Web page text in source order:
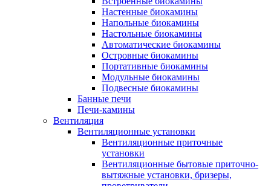
Настенные биокамины
Напольные биокамины
Настольные биокамины
Автоматические биокамины
Островные биокамины
Портативные биокамины
Модульные биокамины
Подвесные биокамины
Банные печи
Печи-камины
Вентиляция
Вентиляционные установки
Вентиляционные приточные
установки
Вентиляционные бытовые приточно-
вытяжные установки, бризеры,